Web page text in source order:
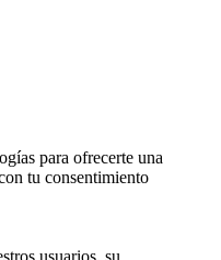
para ofrecerte una
tu consentimiento
usuarios, su